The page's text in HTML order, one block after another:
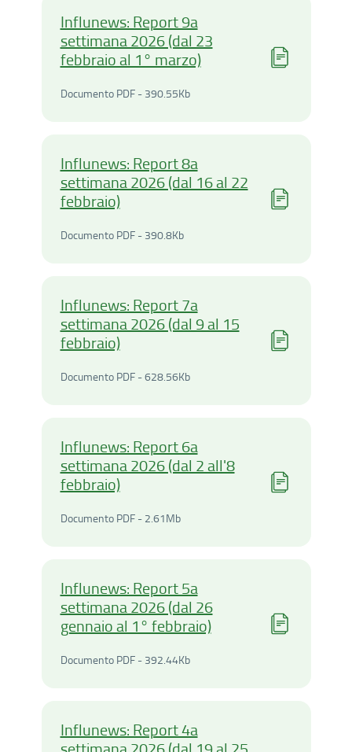
Influnews: Report 9a
settimana 2026 (dal 23
febbraio al 1° marzo)
Documento PDF - 390.55KbDocumento PDF -
Influnews: Report 8a
settimana 2026 (dal 16 al 22
febbraio)
Documento PDF - 390.8KbDocumento PDF -
Influnews: Report 7a
settimana 2026 (dal 9 al 15
febbraio)
Documento PDF - 628.56KbDocumento PDF -
Influnews: Report 6a
settimana 2026 (dal 2 all'8
febbraio)
Documento PDF - 2.61MbDocumento PDF -
Influnews: Report 5a
settimana 2026 (dal 26
gennaio al 1° febbraio)
Documento PDF - 392.44KbDocumento PDF -
Influnews: Report 4a